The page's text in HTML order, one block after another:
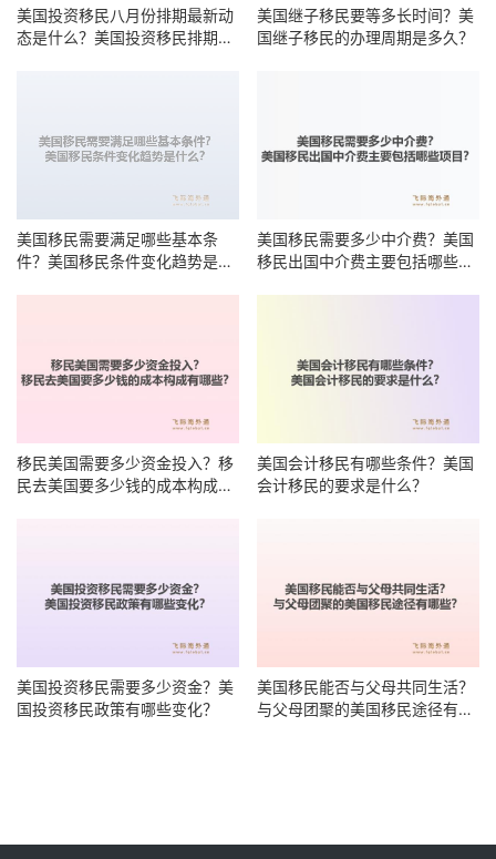
美国投资移民八月份排期最新动
态是什么？美国投资移民排期何
美国继子移民要等多长时间？美
国继子移民的办理周期是多久？
美国移民需要满足哪些基本条
件？美国移民条件变化趋势是什
美国移民需要多少中介费？美国
移民出国中介费主要包括哪些项
移民美国需要多少资金投入？移
民去美国要多少钱的成本构成有
美国会计移民有哪些条件？美国
会计移民的要求是什么？
美国投资移民需要多少资金？美
国投资移民政策有哪些变化？
美国移民能否与父母共同生活？
与父母团聚的美国移民途径有哪